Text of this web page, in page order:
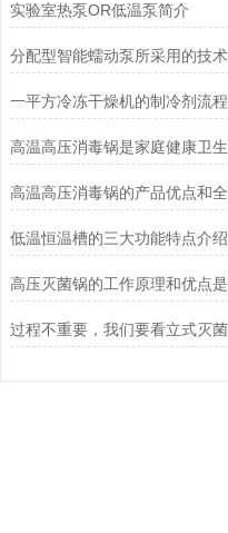
实验室热泵OR低温泵简介
低温恒温槽的三大功能特点介绍